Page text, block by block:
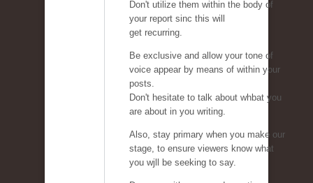
Don't utilize them within the body of
your report sinc this will
get recurring.
Be exclusive and allow your tone of
voice appear by means of within your
posts.
Don't hesitate to talk about whbat you
are about in you writing.
Also, stay primary when you make our
stage, to ensure viewers know what
you wjll be seeking to say.